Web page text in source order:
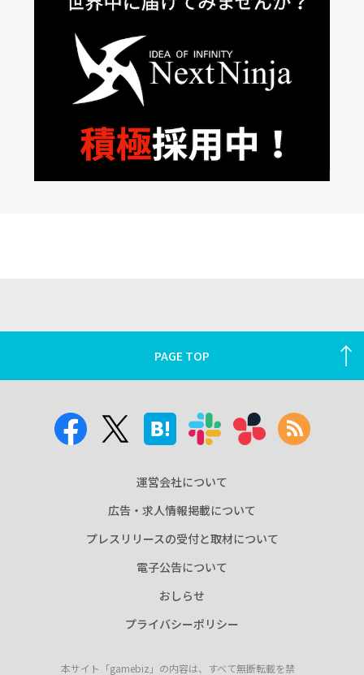
PAGE TOP
運営会社について
広告・求人情報掲載について
プレスリリースの受付と取材について
電子公告について
おしらせ
プライバシーポリシー
本サイト「gamebiz」の内容は、すべて無断転載を禁